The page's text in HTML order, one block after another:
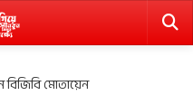
বিজিবি মোতায়েন